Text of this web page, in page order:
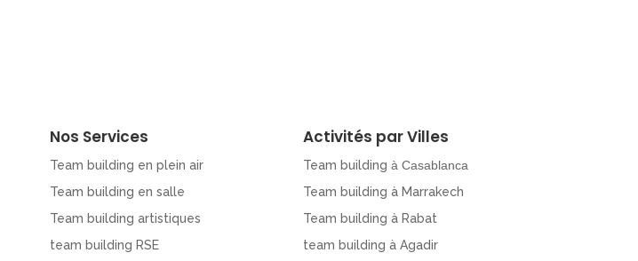
Nos Services
Team building en plein air
Team building en salle
Team building artistiques
team building RSE
Activités par Villes
Team building à Casablanca
Team building à Marrakech
Team building à Rabat
team building à Agadir